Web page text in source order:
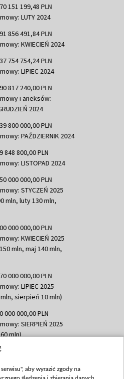
151 199,48 PLN
LUTY 2024
856 491,84 PLN
KWIECIEŃ 2024
754 754,24 PLN
LIPIEC 2024
817 240,00 PLN
i aneksów:
2024
800 000,00 PLN
PAŹDZIERNIK 2024
800,00 PLN
LISTOPAD 2024
000 000,00 PLN
STYCZEŃ 2025
mln, luty 130 mln,
000 000,00 PLN
KWIECIEŃ 2025
mln, maj 140 mln,
000 000,00 PLN
LIPIEC 2025
sierpień 10 mln)
000,00 PLN
SIERPIEŃ 2025
mln)
783 051,21 PLN
mln, październik 350
aby wyrazić zgody na